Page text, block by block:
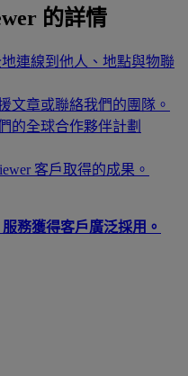
的詳情
連線到他人、地點與物聯
文章或聯絡我們的團隊。
的全球合作夥伴計劃
客戶取得的成果。
務獲得客戶廣泛採用。